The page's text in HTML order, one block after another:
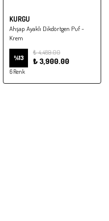
KURGU
Ahşap Ayaklı Dikdörtgen Puf -
Krem
%13
₺ 4,489.00
₺ 3,900.00
6 Renk